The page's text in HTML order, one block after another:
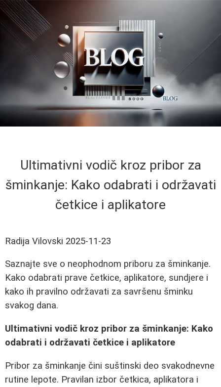
Ultimativni vodič kroz pribor za
šminkanje: Kako odabrati i održavati
četkice i aplikatore
Radija Vilovski 2025-11-23
Saznajte sve o neophodnom priboru za šminkanje.
Kako odabrati prave četkice, aplikatore, sundjere i
kako ih pravilno održavati za savršenu šminku
svakog dana.
Ultimativni vodič kroz pribor za šminkanje: Kako
odabrati i održavati četkice i aplikatore
Pribor za šminkanje čini suštinski deo svakodnevne
rutine lepote. Pravilan izbor četkica, aplikatora i